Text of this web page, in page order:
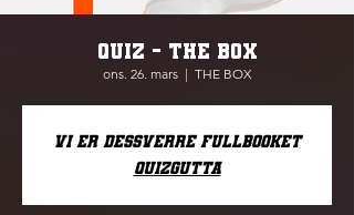
QUIZ - THE BOX
ons. 26. mars
  |
THE BOX
Vi er dessverre fullbooket
Quizgutta